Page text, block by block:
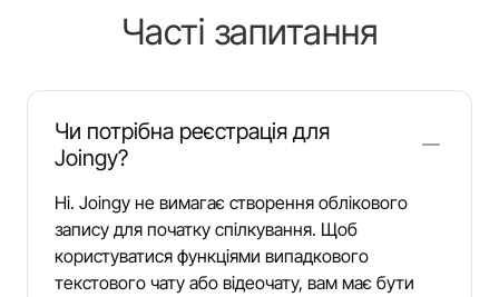
Часті запитання
Чи потрібна реєстрація для
Joingy?
Ні. Joingy не вимагає створення облікового
запису для початку спілкування. Щоб
користуватися функціями випадкового
текстового чату або відеочату, вам має бути